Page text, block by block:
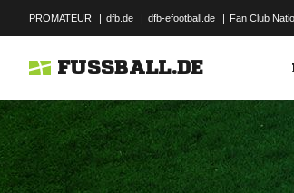
PROMATEUR | dfb.de | dfb-efootball.de | Fan Club
FUSSBALL.DE